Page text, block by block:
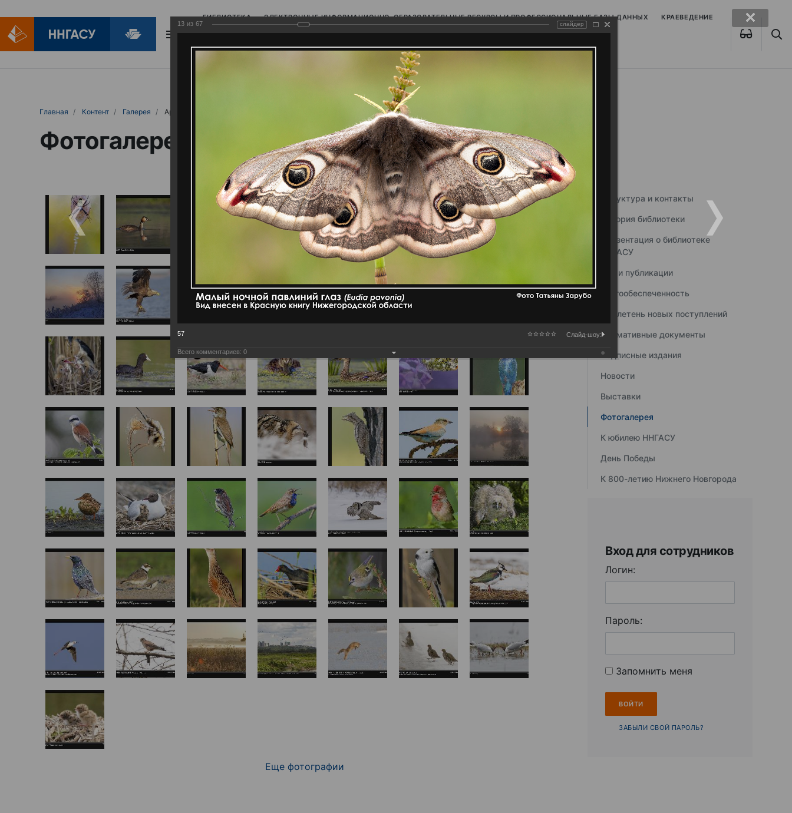
БИБЛИОТЕКА ЭЛЕКТРОННЫЕ ИНФОРМАЦИОННО-ОБРАЗОВАТЕЛЬНЫЕ РЕСУРСЫ И ПРОФЕССИОНАЛЬНЫЕ БАЗЫ ДАННЫХ КРАЕВЕДЕНИЕ
БИБЛИОПОМОЩЬ
Главная Контент Галерея Артемовские луга – жемчужина Нижегородского Поволжья
Фотогалерея
Еще фотографии
Структура и контакты
История библиотеки
Презентация о библиотеке
ННГАСУ
Наши публикации
Книгообеспеченность
Бюллетень новых поступлений
Нормативные документы
Подписные издания
Новости
Выставки
Фотогалерея
К юбилею ННГАСУ
День Победы
К 800-летию Нижнего Новгорода
Вход для сотрудников
Логин:
Пароль:
Запомнить меня
ЗАБЫЛИ СВОЙ ПАРОЛЬ?
13 из 67 слайдер
57 Слайд-шоу:
Всего комментариев: 0